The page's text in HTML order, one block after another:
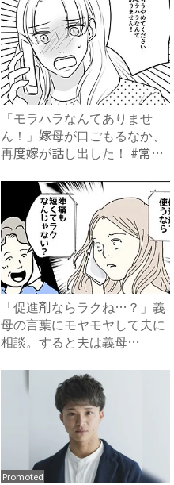
「モラハラなんてありませ
ん！」嫁母が口ごもるなか、
再度嫁が話し出した！ #常識
「促進剤ならラクね…？」義
母の言葉にモヤモヤして夫に
相談。すると夫は義母
Promoted